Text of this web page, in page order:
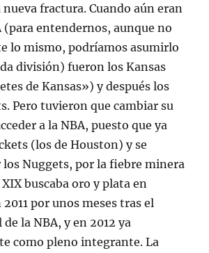
fractura. Cuando aún eran
(para entendernos, aunque no
lo mismo, podríamos asumirlo
división) fueron los Kansas
de Kansas») y después los
Pero tuvieron que cambiar su
a la NBA, puesto que ya
(los de Houston) y se
Nuggets, por la fiebre minera
buscaba oro y plata en
por unos meses tras el
la NBA, y en 2012 ya
como pleno integrante. La